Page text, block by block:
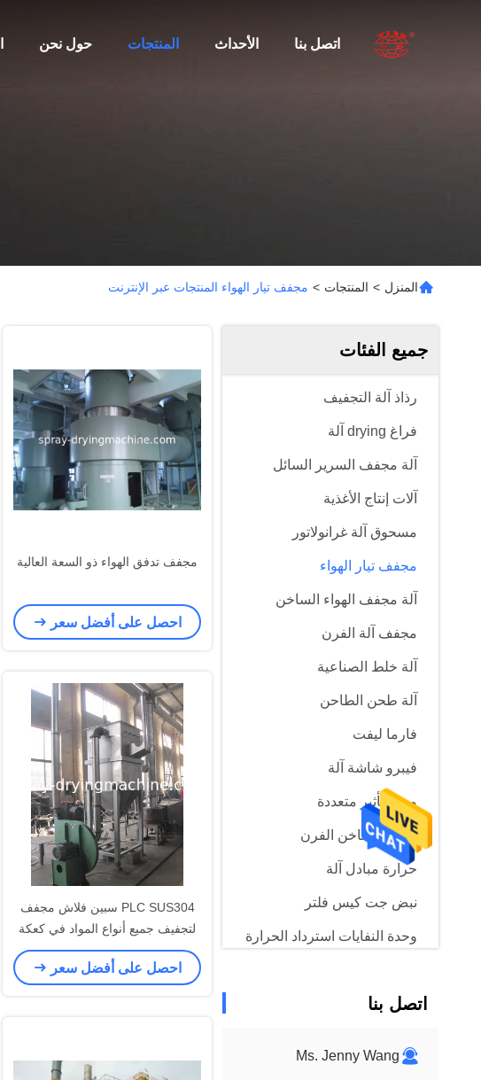
حول نحن المنتجات الأحداث اتصل بنا
المنزل > المنتجات > مجفف تيار الهواء المنتجات عبر الإنترنت
جميع الفئات
رذاذ آلة التجفيف
فراغ drying آلة
آلة مجفف السرير السائل
آلات إنتاج الأغذية
مسحوق آلة غرانولاتور
مجفف تيار الهواء
آلة مجفف الهواء الساخن
مجفف آلة الفرن
آلة خلط الصناعية
آلة طحن الطاحن
فارما ليفت
فيبرو شاشة آلة
مبخر تأثير متعددة
الهواء الساخن الفرن
حرارة مبادل آلة
نبض جت كيس فلتر
وحدة النفايات استرداد الحرارة
اتصل بنا
Ms. Jenny Wang
مجفف تدفق الهواء ذو السعة العالية
احصل على أفضل سعر
PLC SUS304 سبين فلاش مجفف
لتجفيف جميع أنواع المواد في كعكة
الدولة
احصل على أفضل سعر